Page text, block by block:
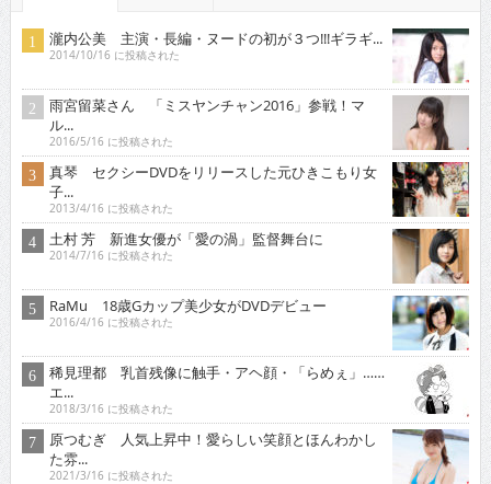
瀧内公美 主演・長編・ヌードの初が３つ!!!ギラギ...
2014/10/16 に投稿された
雨宮留菜さん 「ミスヤンチャン2016」参戦！マ
ル...
2016/5/16 に投稿された
真琴 セクシーDVDをリリースした元ひきこもり女
子...
2013/4/16 に投稿された
土村 芳 新進女優が「愛の渦」監督舞台に
2014/7/16 に投稿された
RaMu 18歳Gカップ美少女がDVDデビュー
2016/4/16 に投稿された
稀見理都 乳首残像に触手・アヘ顔・「らめぇ」……
エ...
2018/3/16 に投稿された
原つむぎ 人気上昇中！愛らしい笑顔とほんわかし
た雰...
2021/3/16 に投稿された